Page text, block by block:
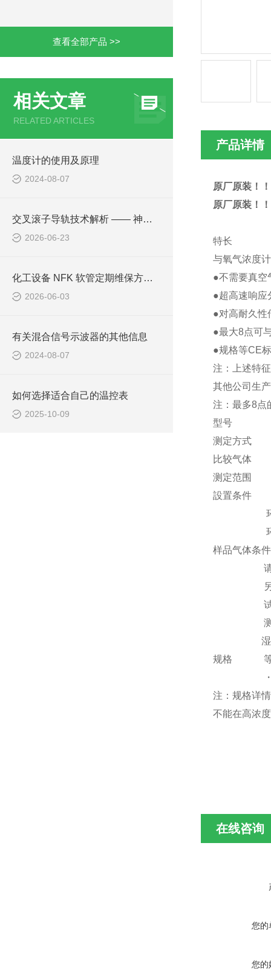
查看全部产品 >>
相关文章
RELATED ARTICLES
温度计的使用及原理
2024-08-07
交叉滚子导轨技术解析 —— 神津精机定位台高精度运行核心保障
2026-06-23
化工设备 NFK 软管定期维保方案，日常巡检点位与更换判定标准
2026-06-03
有关混合信号示波器的其他信息
2024-08-07
如何选择适合自己的温控表
2025-10-09
产品详情
原厂原装！
原厂原装！
特长
与氧气浓度
●不需要真空
●超高速响应
●对高耐久性
●最大8点可
●规格等CE
注：上述特
其他公司生
注：最多8点
型号
测定方式
比较气体
测定范围
設置条件
环境湿
环境温
样品气体条
请不要
另外，高
试样气
测量气体
湿度：
规格 等
・
注：规格详
不能在高浓
在线咨询
您的
您的